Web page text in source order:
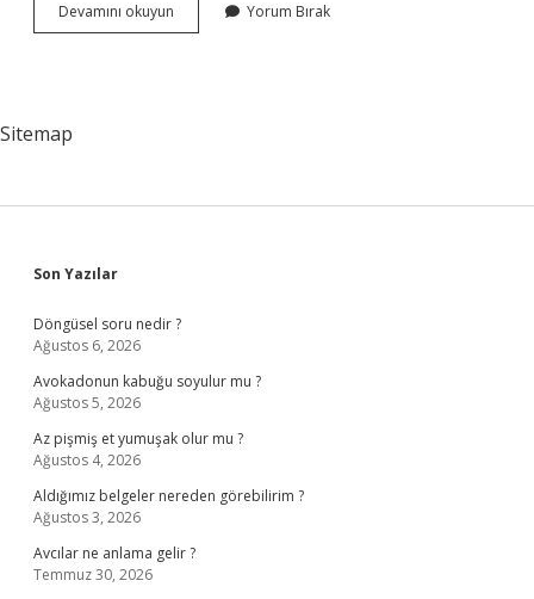
Devamını okuyun
Olmak
Yorum Bırak
Sitemap
Sidebar
Son Yazılar
Döngüsel soru nedir ?
Ağustos 6, 2026
Avokadonun kabuğu soyulur mu ?
Ağustos 5, 2026
Az pişmiş et yumuşak olur mu ?
Ağustos 4, 2026
Aldığımız belgeler nereden görebilirim ?
Ağustos 3, 2026
Avcılar ne anlama gelir ?
Temmuz 30, 2026